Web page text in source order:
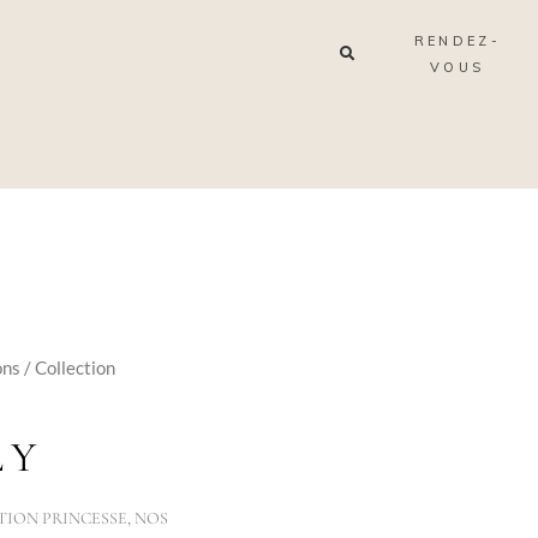
RENDEZ-
VOUS
/Collection
PRINCESSE, NOS